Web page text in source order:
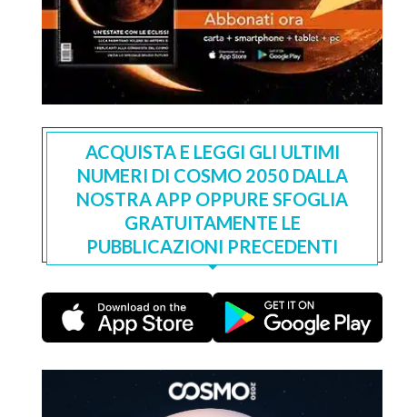
ACQUISTA E LEGGI GLI ULTIMI
NUMERI DI COSMO 2050 DALLA
NOSTRA APP OPPURE SFOGLIA
GRATUITAMENTE LE
PUBBLICAZIONI PRECEDENTI